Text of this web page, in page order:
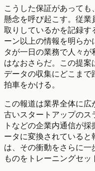
こうした保証があって
懸念を呼び起こす。従業
取りしているかを記録す
ーン以上の情報を明ら
タが一日の業務で人々
はなおさらだ。この提案
データの収集にどこま
拍車をかける。
この報道は業界全体に広
古いスタートアップのス
トなどの企業内通信が
ータに変換されている
は、その衝動をさらに
ものをトレーニングセッ